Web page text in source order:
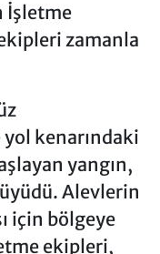
İşletme
zamanla
kenarındaki
yangın,
Alevlerin
için bölgeye
ekipleri,